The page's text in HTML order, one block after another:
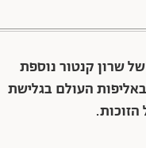
שגילתה על קיומה של שרון קנטור נוספת
העולם בגלישת